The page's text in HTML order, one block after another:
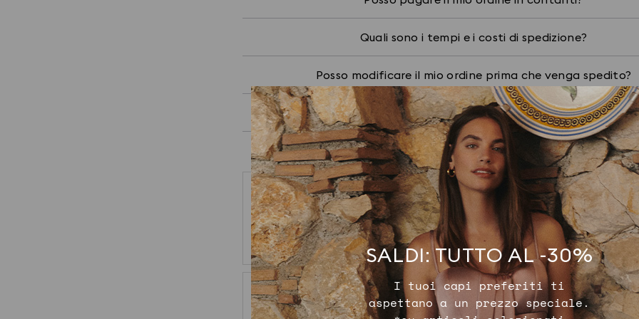
Quali sono i tempi e i costi di spedizione?
Posso modificare il mio ordine prima che venga spedito?
Come posso verificare lo stato della spedizione?
Pagamenti
8 risultati
Ordini e spedizioni
7 risultati
Resi e
9 risultati
SALDI: TUTTO AL -30%
I tuoi capi preferiti ti
aspettano a un prezzo speciale.